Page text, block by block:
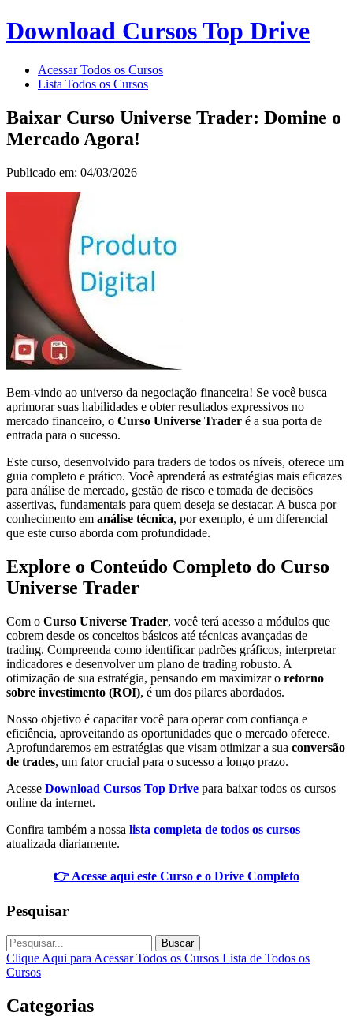
Download Cursos Top Drive
Acessar Todos os Cursos
Lista Todos os Cursos
Baixar Curso Universe Trader: Domine o
Mercado Agora!
Publicado em: 04/03/2026
Bem-vindo ao universo da negociação financeira! Se você busca
aprimorar suas habilidades e obter resultados expressivos no
mercado financeiro, o Curso Universe Trader é a sua porta de
entrada para o sucesso.
Este curso, desenvolvido para traders de todos os níveis, oferece um
guia completo e prático. Você aprenderá as estratégias mais eficazes
para análise de mercado, gestão de risco e tomada de decisões
assertivas, fundamentais para quem deseja se destacar. A busca por
conhecimento em análise técnica, por exemplo, é um diferencial
que este curso aborda com profundidade.
Explore o Conteúdo Completo do Curso
Universe Trader
Com o Curso Universe Trader, você terá acesso a módulos que
cobrem desde os conceitos básicos até técnicas avançadas de
trading. Compreenda como identificar padrões gráficos, interpretar
indicadores e desenvolver um plano de trading robusto. A
otimização de sua estratégia, pensando em maximizar o retorno
sobre investimento (ROI), é um dos pilares abordados.
Nosso objetivo é capacitar você para operar com confiança e
eficiência, aproveitando as oportunidades que o mercado oferece.
Aprofundaremos em estratégias que visam otimizar a sua conversão
de trades, um fator crucial para o sucesso a longo prazo.
Acesse Download Cursos Top Drive para baixar todos os cursos
online da internet.
Confira também a nossa lista completa de todos os cursos
atualizada diariamente.
👉 Acesse aqui este Curso e o Drive Completo
Pesquisar
Buscar
Clique Aqui para Acessar Todos os Cursos Lista de Todos os
Cursos
Categorias